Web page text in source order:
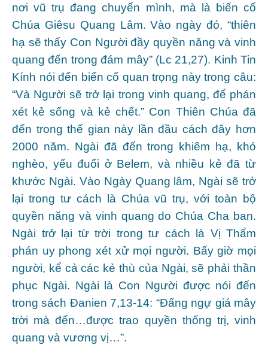
nơi vũ trụ đang chuyển mình, mà là biến cố
Chúa Giêsu Quang Lâm. Vào ngày đó, “thiên
hạ sẽ thấy Con Người đầy quyền năng và vinh
quang đến trong đám mây” (Lc 21,27). Kinh Tin
Kính nói đến biến cố quan trọng này trong câu:
“Và Người sẽ trở lại trong vinh quang, để phán
xét kẻ sống và kẻ chết.” Con Thiên Chúa đã
đến trong thế gian này lần đầu cách đây hơn
2000 năm. Ngài đã đến trong khiêm hạ, khó
nghèo, yếu đuối ở Belem, và nhiều kẻ đã từ
khước Ngài. Vào Ngày Quang lâm, Ngài sẽ trở
lại trong tư cách là Chúa vũ trụ, với toàn bộ
quyền năng và vinh quang do Chúa Cha ban.
Ngài trở lại từ trời trong tư cách là Vị Thẩm
phán uy phong xét xử mọi người. Bấy giờ mọi
người, kể cả các kẻ thù của Ngài, sẽ phải thần
phục Ngài. Ngài là Con Người được nói đến
trong sách Đanien 7,13-14: “Đấng ngự giá mây
trời mà đến…được trao quyền thống trị, vinh
quang và vương vị…”.